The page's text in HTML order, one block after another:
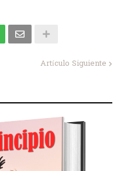
Artículo Siguiente